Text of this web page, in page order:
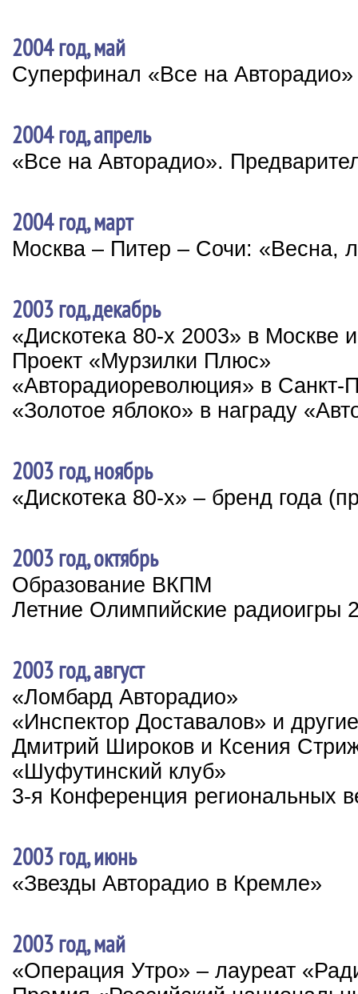
2004 год, май
Суперфинал «Все на Авторадио»
2004 год, апрель
«Все на Авторадио».
2004 год, март
Москва – Питер – Сочи: «Весна,
2003 год, декабрь
«Дискотека 80-х 2003» в Москве
Проект «Мурзилки Плюс»
«Авторадиореволюция» в Санкт-
«Золотое яблоко» в награду
2003 год, ноябрь
«Дискотека 80-х» – бренд года
2003 год, октябрь
Образование ВКПМ
Летние Олимпийские радиоигры
2003 год, август
«Ломбард Авторадио»
«Инспектор Доставалов» и
Дмитрий Широков и Ксения
«Шуфутинский клуб»
3-я Конференция региональных
2003 год, июнь
«Звезды Авторадио в Кремле»
2003 год, май
«Операция Утро» – лауреат